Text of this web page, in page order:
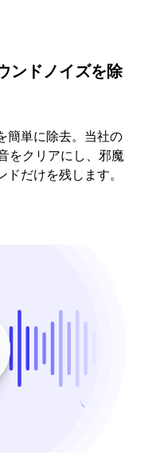
ンドノイズを除
簡単に除去。当社の
をクリアにし、邪魔
だけを残します。